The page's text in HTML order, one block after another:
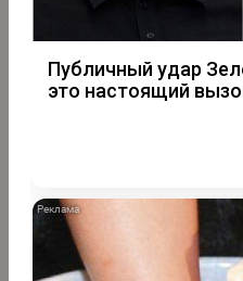
Публичный удар
это настоящий